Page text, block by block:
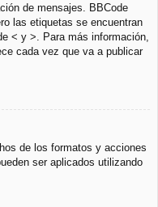
de mensajes. BBCode
las etiquetas se encuentran
< y >. Para más información,
cada vez que va a publicar
de los formatos y acciones
ser aplicados utilizando